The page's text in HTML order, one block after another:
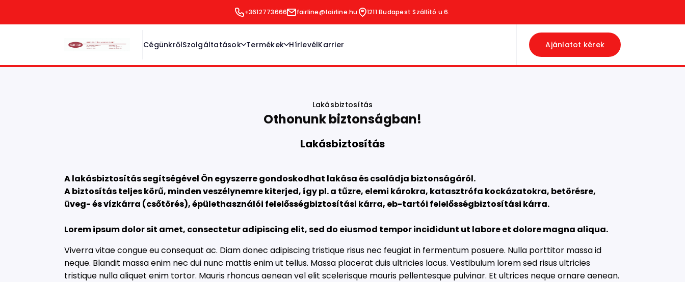
+3612773666 fairline@fairline.hu 1211 Budapest Szállító u 6.
CégünkrőlSzolgáltatások Termékek
Vagyonbiztosítások
Baleset és Betegségbiztosítás
Gépjárműbiztosítások
HírlevélKarrier Ajánlatot kérek
Lakásbiztosítás
Othonunk biztonságban!
Lakásbiztosítás
A lakásbiztosítás segítségével Ön egyszerre gondoskodhat lakása és családja biztonságáról.
A biztosítás teljes körű, minden veszélynemre kiterjed, így pl. a tűzre, elemi károkra, katasztrófa kockázatokra, betörésre,
üveg- és vízkárra (csőtörés), épülethasználói felelősségbiztosítási kárra, eb-tartói felelősségbiztosítási kárra.
Lorem ipsum dolor sit amet, consectetur adipiscing elit, sed do eiusmod tempor incididunt ut labore et dolore magna aliqua.
Viverra vitae congue eu consequat ac. Diam donec adipiscing tristique risus nec feugiat in fermentum posuere. Nulla porttitor massa id
neque. Blandit massa enim nec dui nunc mattis enim ut tellus. Massa placerat duis ultricies lacus. Vestibulum lorem sed risus ultricies
tristique nulla aliquet enim tortor. Mauris rhoncus aenean vel elit scelerisque mauris pellentesque pulvinar. Et ultrices neque ornare aenean.